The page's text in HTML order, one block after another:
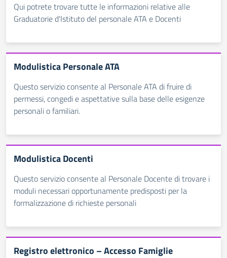
Qui potrete trovare tutte le informazioni relative alle
Graduatorie d'Istituto del personale ATA e Docenti
Modulistica Personale ATA
Questo servizio consente al Personale ATA di fruire di
permessi, congedi e aspettative sulla base delle esigenze
personali o familiari.
Modulistica Docenti
Questo servizio consente al Personale Docente di trovare i
moduli necessari opportunamente predisposti per la
formalizzazione di richieste personali
Registro elettronico – Accesso Famiglie